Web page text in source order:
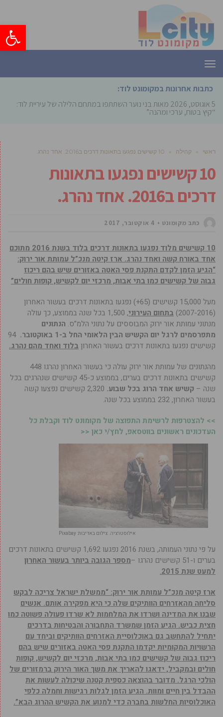
פתח
תפריט
כתבות אחרונות במקומונט לוד:
5 אוגוסט, 2026
מאות בני נוער השתתפו במתחם הלילה של עיריית לוד:
“קיץ בטוח, ערכי ומהנה”
ראשי » קהילה » 10 קשישים נפגעו בתאונות דרכים ב2016. אחד נהרג.
10 קשישים נפגעו בתאונות
דרכים ב2016. אחד נהרג.
כתב מקומונט 4 אוקטובר, 2017
10 קשישים מלוד נפגעו בתאונות דרכים בלוד בשנת 2016 מתוכם
אחד באורח קשה ואחד נהרג. ארז קיטה מנכ”ל עמותת אור ירוק:
“הגיע הזמן לקדם התקנת פסי האטה באזורים שיש בהם ריכוז
גבוה של קשישים כמו בתי אבות, מרכזי יום לקשיש, קופות חולים”
מעל 15,000 קשישים (65+) נפגעו בתאונות דרכים בעשור האחרון
(2007-2016)
בתחום העירוני,
1,500 בכל שנה בממוצע, כך עולה
מנתוני עמותת אור ירוק המבוססים על נתוני הלמ”ס. הנתונים
מתפרסמים לרגל יום הקשיש הבין הלאומי החל ב-1 באוקטובר.
94
קשישים נפגעו בתאונות דרכים בעשור האחרון בלוד ואחד מהם נהרג.
מהנתונים של עמותת אור ירוק עולה כי בעשור האחרון נהרגו 448
קשישים בתאונות דרכים בערים, בממוצע כ-45 קשישים שנהרגים בכל
שנה – קשיש אחד הרוג בכל שבוע.
2,320 קשישים נפצעו קשה
בעשור האחרון, 232 בממוצע בכל שנה.
>> להצטרפות לרשימת התפוצה של מקומונט לוד וקבלת כל
העדכונים ראשונים בווטסאפ, לחץ/י כאן <<
אילוסטרציה. צילום באדיבות: Pixabay
על פי נתוני העמותה, בשנת 2016 נפגעו 1,692 קשישים בתאונות דרכים
בערים ו-51 קשישים נהרגו –
מספר הגובה ביותר בעשור האחרון
למעט שנת 2015
.
ארז קיטה מנכ”ל עמותת אור ירוק: “ממשלת ישראל צריכה לבקש
סליחה מהאזרחים הוותיקים שלה כי היא מפקירה אותם. אנשים
שבנו את המדינה ושרדו את המלחמות לא שרדו פעולה פשוטה כמו
חצית כביש. הגיע הזמן שמשרד התחבורה והבטיחות בדרכים
יתחיל להתחשב גם באוכלוסיית האזרחים הוותיקים וביחד עם
הרשויות המקומיות יקדמו התקנת פסי האטה באזורים שיש בהם
ריכוז גבוה של קשישים כמו בתי אבות, מרכזי יום לקשיש, קופות
חולים ובמקביל, ידאגו להאריך את משך האור הירוק ברמזורים של
הולכי הרגל. מדובר בהוצאה כספית קטנה שיכולה לעשות את
ההבדל בין חיים ומוות. הגיע הזמן לגלות רגישות וחמלה כלפי
האוכלוסיות החלשות בחברה כדי למנוע את הקשיש ההרוג הבא”.